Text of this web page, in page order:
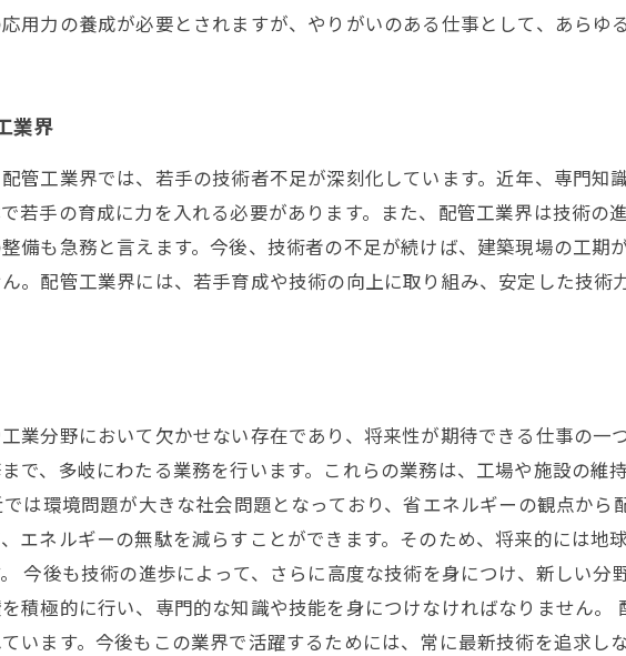
用力の養成が必要とされますが、やりがいのある仕事として、あらゆ
業界
管工業界では、若手の技術者不足が深刻化しています。近年、専門
若手の育成に力を入れる必要があります。また、配管工業界は技術
備も急務と言えます。今後、技術者の不足が続けば、建築現場の工
。配管工業界には、若手育成や技術の向上に取り組み、安定した技術
業分野において欠かせない存在であり、将来性が期待できる仕事の一
で、多岐にわたる業務を行います。これらの業務は、工場や施設の
は環境問題が大きな社会問題となっており、省エネルギーの観点か
エネルギーの無駄を減らすことができます。そのため、将来的には
今後も技術の進歩によって、さらに高度な技術を身につけ、新しい
積極的に行い、専門的な知識や技能を身につけなければなりません
います。今後もこの業界で活躍するためには、常に最新技術を追求し